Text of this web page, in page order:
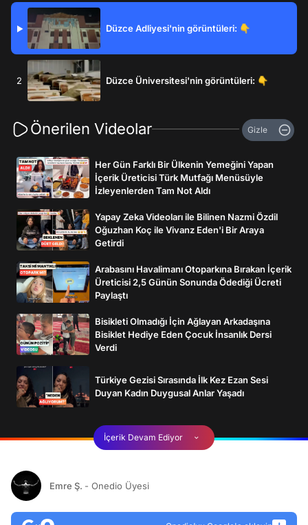
▶ Düzce Adliyesi'nin görüntüleri: 👇
2 Düzce Üniversitesi'nin görüntüleri: 👇
Önerilen Videolar Gizle
Her Gün Farklı Bir Ülkenin Yemeğini Yapan
İçerik Üreticisi Türk Mutfağı Menüsüyle
İzleyenlerden Tam Not Aldı
Yapay Zeka Videoları ile Bilinen Nazmi Özdil
Oğuzhan Koç ile Vivanz Eden'i Bir Araya
Getirdi
Arabasını Havalimanı Otoparkına Bırakan İçerik
Üreticisi 2,5 Günün Sonunda Ödediği Ücreti
Paylaştı
Bisikleti Olmadığı İçin Ağlayan Arkadaşına
Bisiklet Hediye Eden Çocuk İnsanlık Dersi
Verdi
Türkiye Gezisi Sırasında İlk Kez Ezan Sesi
Duyan Kadın Duygusal Anlar Yaşadı
İçerik Devam Ediyor
Emre Ş. - Onedio Üyesi